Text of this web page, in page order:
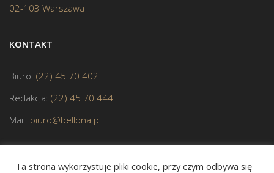
02-103 Warszawa
KONTAKT
Biuro: (22) 45 70 402
Redakcja: (22) 45 70 444
Mail: biuro@bellona.pl
Ta strona wykorzystuje pliki cookie, przy czym odbywa się